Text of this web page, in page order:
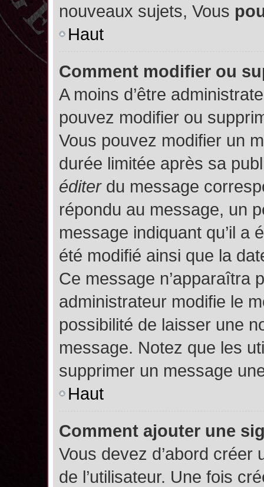
nouveaux sujets, Vous
Haut
Comment modifier ou
A moins d’être
pouvez modifier ou
Vous pouvez modifier un
durée limitée après sa
éditerdu message
répondu au message, un
message indiquant qu’il a
été modifié ainsi que la
Ce message n’apparaîtra
administrateur modifie le
possibilité de laisser une
message. Notez que les
supprimer un message
Haut
Comment ajouter une
Vous devez d’abord
de l’utilisateur. Une fois